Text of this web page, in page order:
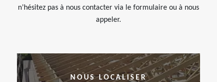
n’hésitez pas à nous contacter via le formulaire ou à nous
appeler.
NOUS LOCALISER